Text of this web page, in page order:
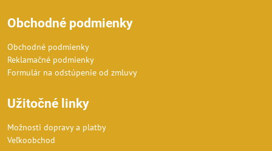
Obchodné podmienky
Obchodné podmienky
Reklamačné podmienky
Formulár na odstúpenie od zmluvy
Užitočné linky
Možnosti dopravy a platby
Veľkoobchod